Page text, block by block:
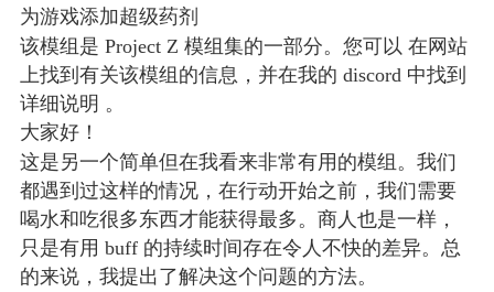
MOD下载 攻略教程 联机招募
大人
Lv.8
02-10 15:45
电脑端 其他&工具
卖挂
禁止发布联机可用的作弊模组，
单机辅助引流私下售卖服务器外挂！
为游戏添加超级药剂
该模组是 Project Z 模组集的一部分。您可以 在网站
上找到有关该模组的信息，并在我的 discord 中找到
详细说明 。
大家好！
这是另一个简单但在我看来非常有用的模组。我们
都遇到过这样的情况，在行动开始之前，我们需要
喝水和吃很多东西才能获得最多。商人也是一样，
只是有用 buff 的持续时间存在令人不快的差异。总
的来说，我提出了解决这个问题的方法。